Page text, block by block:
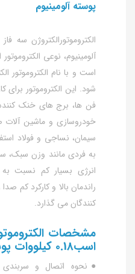
پوسته آلومینیوم
آلومینیوم، نوعی
است و با نام الکتروموتور
شود. این الکتروموتور برای
فن ها، برج های خنک
خودروسازی و ماشین آلات
سیمان، نساجی و فولاد
به فردی مانند وزن سبک،
انرژی بسیار کم نسبت
راندمان بالا و کارکرد کم
کنندگان می گذارد.
اسب0.18 کیلووات پوسته آلومینیوم
●نحوه اتصال و سربندی